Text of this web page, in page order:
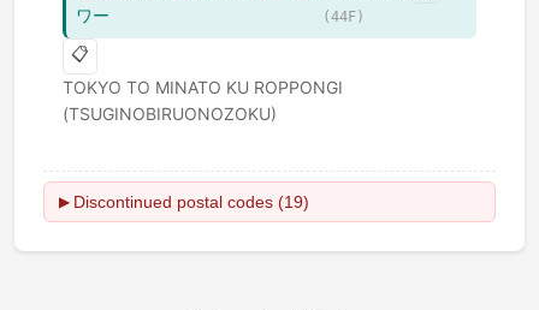
ワー
(44F)
📋
TOKYO TO MINATO KU ROPPONGI
(TSUGINOBIRUONOZOKU)
▶ Discontinued postal codes (19)